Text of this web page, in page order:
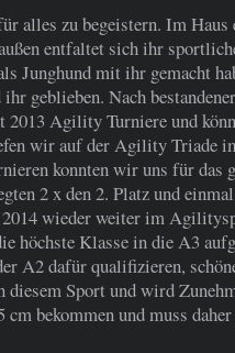
alles zu begeistern. Im Haus
entfaltet sich ihr
Junghund mit ihr gemacht
geblieben. Nach bestandener
Agility Turniere und
wir auf der Agility Triade
konnten wir uns für das
2 x den 2. Platz und
wieder weiter im
höchste Klasse in die A3
A2 dafür qualifizieren,
Sport und wird
bekommen und muss